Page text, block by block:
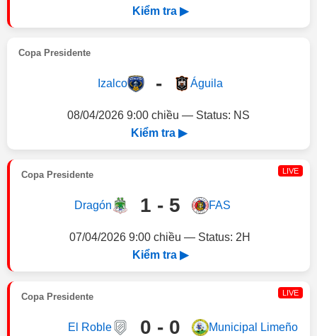
Kiểm tra ▶
Copa Presidente
Izalco - Águila
08/04/2026 9:00 chiều — Status: NS
Kiểm tra ▶
Copa Presidente LIVE
Dragón 1 - 5 FAS
07/04/2026 9:00 chiều — Status: 2H
Kiểm tra ▶
Copa Presidente LIVE
El Roble 0 - 0 Municipal Limeño